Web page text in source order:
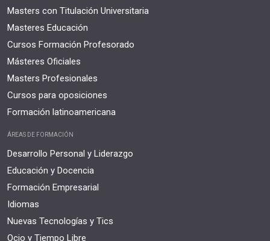
Masters con Titulación Universitaria
Masteres Educación
Cursos Formación Profesorado
Másteres Oficiales
Masters Profesionales
Cursos para oposiciones
Formación latinoamericana
ÁREAS DE FORMACIÓN
Desarrollo Personal y Liderazgo
Educación y Docencia
Formación Empresarial
Idiomas
Nuevas Tecnologías y Tics
Ocio y Tiempo Libre